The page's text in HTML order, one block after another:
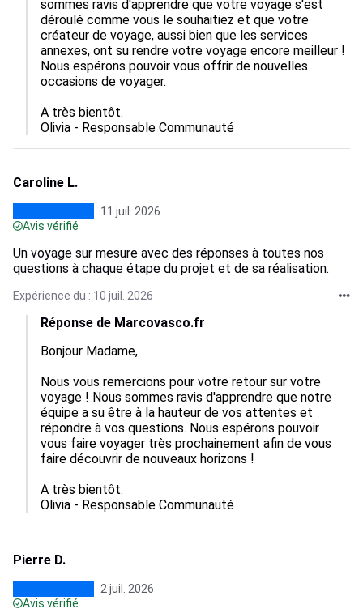
sommes ravis d'apprendre que votre voyage s'est
déroulé comme vous le souhaitiez et que votre
créateur de voyage, aussi bien que les services
annexes, ont su rendre votre voyage encore meilleur !
Nous espérons pouvoir vous offrir de nouvelles
occasions de voyager.
A très bientôt.
Olivia - Responsable Communauté
Caroline L.
11 juil. 2026
Avis vérifié
Un voyage sur mesure avec des réponses à toutes nos
questions à chaque étape du projet et de sa réalisation.
Expérience du : 10 juil. 2026
Réponse de Marcovasco.fr
Bonjour Madame,
Nous vous remercions pour votre retour sur votre
voyage ! Nous sommes ravis d'apprendre que notre
équipe a su être à la hauteur de vos attentes et
répondre à vos questions. Nous espérons pouvoir
vous faire voyager très prochainement afin de vous
faire découvrir de nouveaux horizons !
A très bientôt.
Olivia - Responsable Communauté
Pierre D.
2 juil. 2026
Avis vérifié